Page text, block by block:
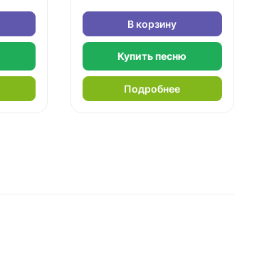
В корзину
Купить песню
Подробнее